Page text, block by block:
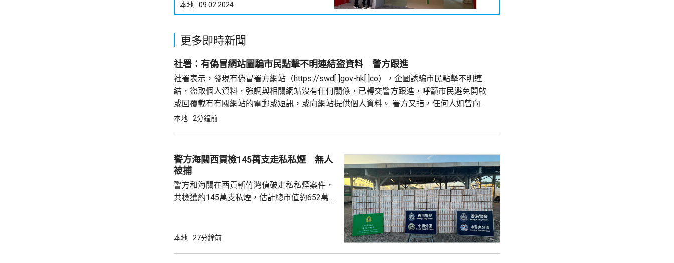
本地 09.02.2024
更多即時新聞
社署：有偽冒網站圖騙市民點擊不明連結盜資料 警方跟進
社署表示，發現有偽冒署方網站（https://swd[.]gov-hk[.]co），企圖誘騙市民點擊不明連
結，盜取個人資料，強調與相關網站沒有任何關係，已轉交警方跟進，呼籲市民避免開啟
或回覆載有有關網站的電郵或短訊，或向網站提供個人資料。 署方又指，任何人如曾向網
站提供資料，應與警方聯絡；如有查詢，可致電社署熱線2343 2255。
本地 2分鐘前
警方海關西貢檢145萬支走私私煙 無人
被捕
警方和海關在西貢斬竹灣偵破走私私煙案件，
共檢獲約145萬支私煙，估計總市值約652萬
有亮起航行燈的快艇，數名男子正將貨物從快
本地 27分鐘前